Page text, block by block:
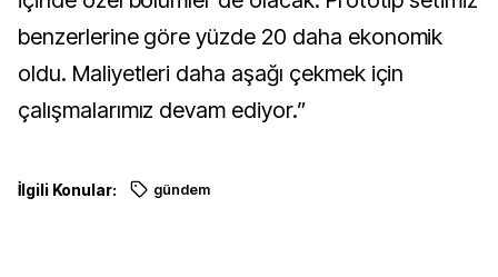
benzerlerine göre yüzde 20 daha ekonomik
oldu. Maliyetleri daha aşağı çekmek için
çalışmalarımız devam ediyor.”
İlgili Konular: gündem